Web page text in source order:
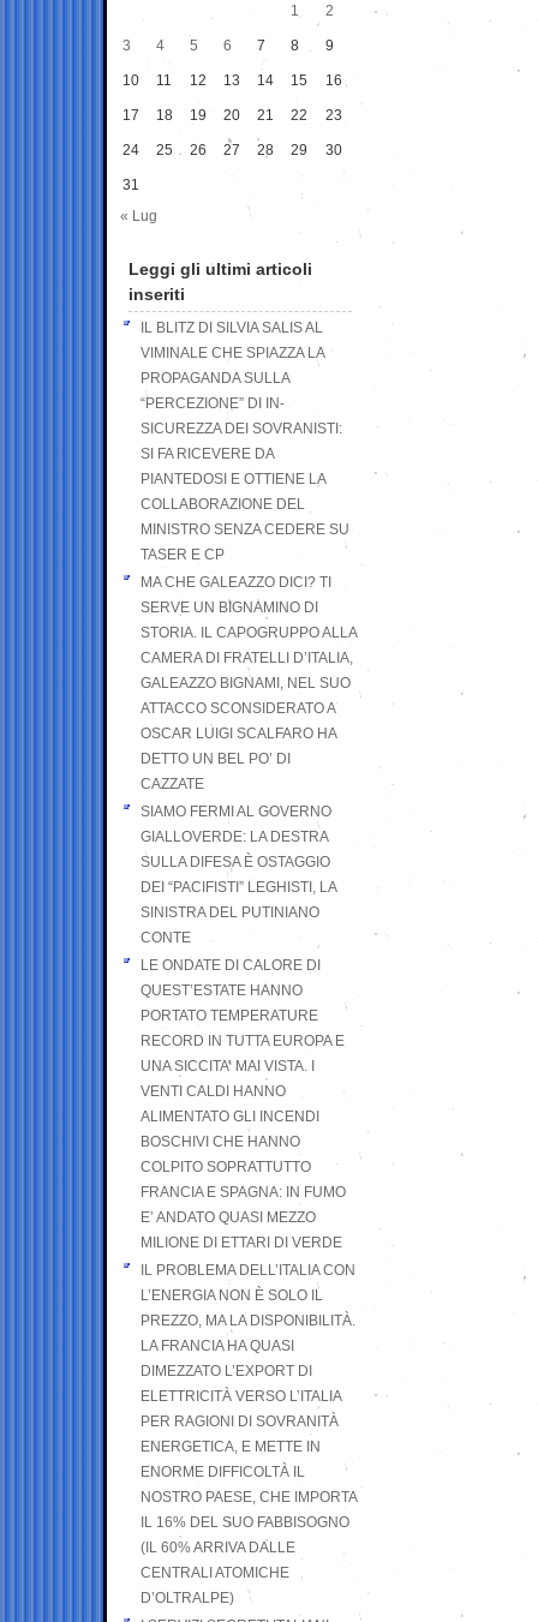
1
2
3 4 5 6 7 8 9
10 11 12 13 14 15 16
17 18 19 20 21 22 23
24 25 26 27 28 29 30
31
« Lug
Leggi gli ultimi articoli
inseriti
IL BLITZ DI SILVIA SALIS AL
VIMINALE CHE SPIAZZA LA
PROPAGANDA SULLA
“PERCEZIONE” DI IN-
SICUREZZA DEI SOVRANISTI:
SI FA RICEVERE DA
PIANTEDOSI E OTTIENE LA
COLLABORAZIONE DEL
MINISTRO SENZA CEDERE SU
TASER E CP
MA CHE GALEAZZO DICI? TI
SERVE UN BIGNAMINO DI
STORIA. IL CAPOGRUPPO ALLA
CAMERA DI FRATELLI D’ITALIA,
GALEAZZO BIGNAMI, NEL SUO
ATTACCO SCONSIDERATO A
OSCAR LUIGI SCALFARO HA
DETTO UN BEL PO’ DI
CAZZATE
SIAMO FERMI AL GOVERNO
GIALLOVERDE: LA DESTRA
SULLA DIFESA È OSTAGGIO
DEI “PACIFISTI” LEGHISTI, LA
SINISTRA DEL PUTINIANO
CONTE
LE ONDATE DI CALORE DI
QUEST’ESTATE HANNO
PORTATO TEMPERATURE
RECORD IN TUTTA EUROPA E
UNA SICCITA’ MAI VISTA. I
VENTI CALDI HANNO
ALIMENTATO GLI INCENDI
BOSCHIVI CHE HANNO
COLPITO SOPRATTUTTO
FRANCIA E SPAGNA: IN FUMO
E’ ANDATO QUASI MEZZO
MILIONE DI ETTARI DI VERDE
IL PROBLEMA DELL’ITALIA CON
L’ENERGIA NON È SOLO IL
PREZZO, MA LA DISPONIBILITÀ.
LA FRANCIA HA QUASI
DIMEZZATO L’EXPORT DI
ELETTRICITÀ VERSO L’ITALIA
PER RAGIONI DI SOVRANITÀ
ENERGETICA, E METTE IN
ENORME DIFFICOLTÀ IL
NOSTRO PAESE, CHE IMPORTA
IL 16% DEL SUO FABBISOGNO
(IL 60% ARRIVA DALLE
CENTRALI ATOMICHE
D’OLTRALPE)